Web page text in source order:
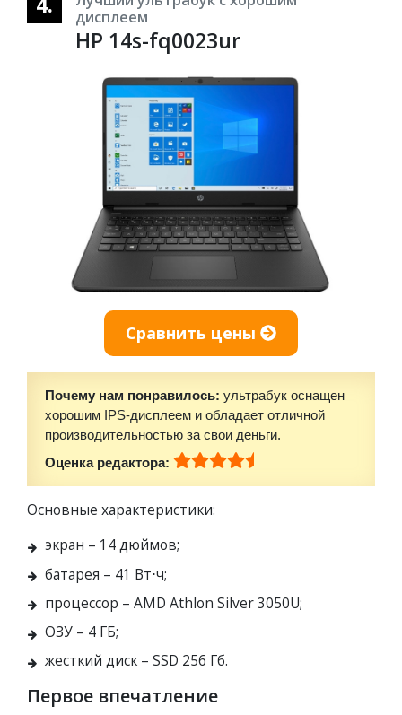
дисплеем
HP 14s-fq0023ur
Сравнить цены
Почему нам понравилось: ультрабук оснащен
хорошим IPS-дисплеем и обладает отличной
производительностью за свои деньги.
Оценка редактора:
Основные характеристики:
экран – 14 дюймов;
батарея – 41 Вт⋅ч;
процессор – AMD Athlon Silver 3050U;
ОЗУ – 4 ГБ;
жесткий диск – SSD 256 Гб.
Первое впечатление